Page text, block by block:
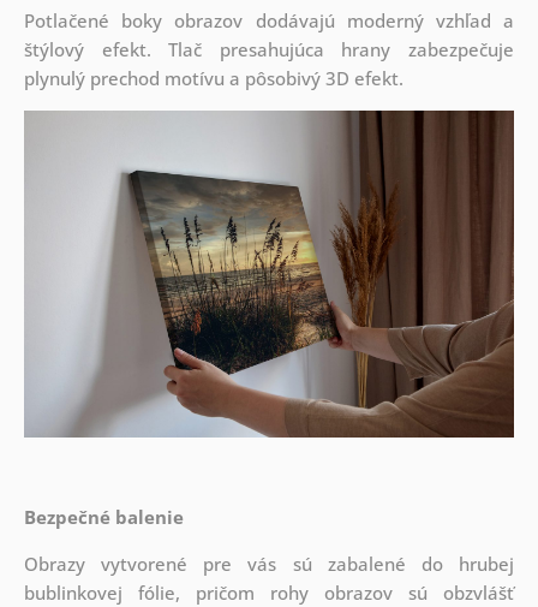
Potlačené boky obrazov dodávajú moderný vzhľad a
štýlový efekt. Tlač presahujúca hrany zabezpečuje
plynulý prechod motívu a pôsobivý 3D efekt.
Bezpečné balenie
Obrazy vytvorené pre vás sú zabalené do hrubej
bublinkovej fólie, pričom rohy obrazov sú obzvlášť